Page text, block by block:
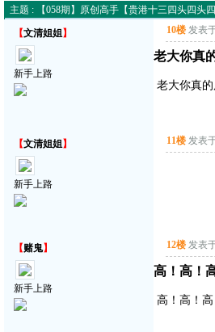
主题 : 【058期】原创高手【贵港十三四头四头
【文清姐姐】
新手上路
10楼 发表
老大你真
老大你真
【文清姐姐】
新手上路
11楼 发表
【赌鬼】
新手上路
12楼 发表
高！高！
高！高！